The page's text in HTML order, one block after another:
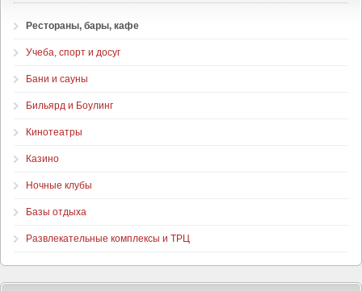
Рестораны, бары, кафе
Учеба, спорт и досуг
Бани и сауны
Бильярд и Боулинг
Кинотеатры
Казино
Ночные клубы
Базы отдыха
Развлекательные комплексы и ТРЦ